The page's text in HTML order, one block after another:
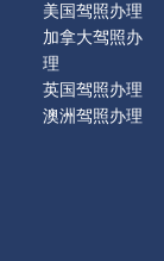
美国驾照办理
加拿大驾照办
理
英国驾照办理
澳洲驾照办理